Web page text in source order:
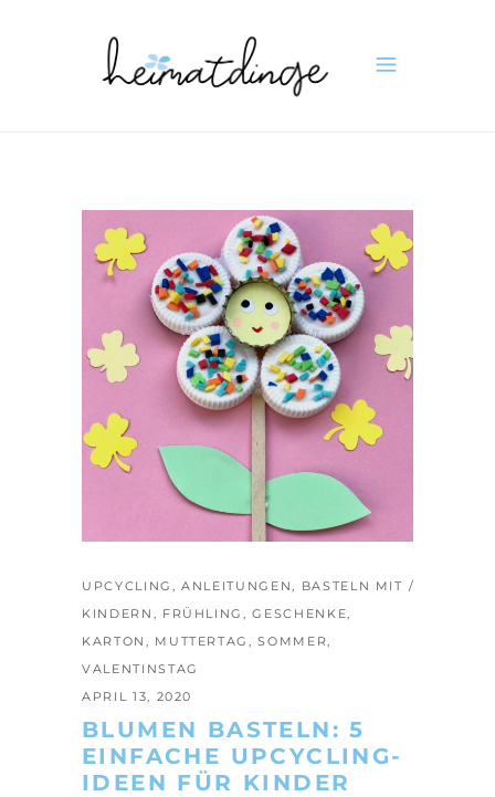
UPCYCLING ,ANLEITUNGEN, BASTELN MIT
KINDERN , FRÜHLING,GESCHENKE,
KARTON , MUTTERTAG,SOMMER,
VALENTINSTAG
APRIL 13, 2020
BLUMEN BASTELN: 5
EINFACHE UPCYCLING-
IDEEN FÜR KINDER